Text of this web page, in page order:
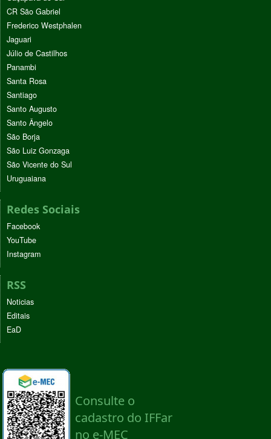
CR São Gabriel
Frederico Westphalen
Jaguari
Júlio de Castilhos
Panambi
Santa Rosa
Santiago
Santo Augusto
Santo Ângelo
São Borja
São Luiz Gonzaga
São Vicente do Sul
Uruguaiana
Redes Sociais
Facebook
YouTube
Instagram
RSS
Noticias
Editais
EaD